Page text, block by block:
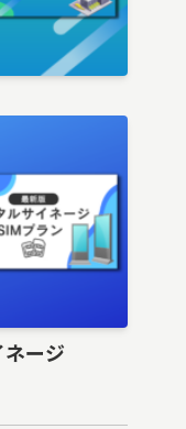
ネージ